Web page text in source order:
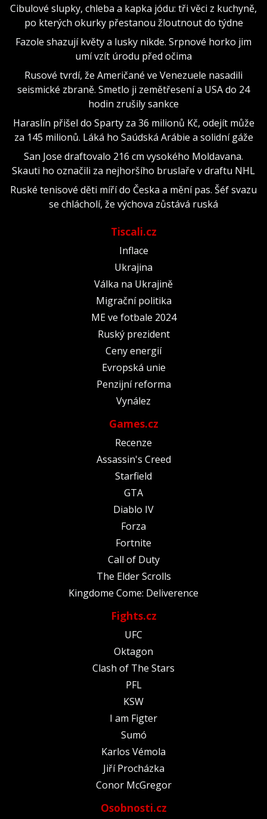
Cibulové slupky, chleba a kapka jódu: tři věci z kuchyně,
po kterých okurky přestanou žloutnout do týdne
Fazole shazují květy a lusky nikde. Srpnové horko jim
umí vzít úrodu před očima
Rusové tvrdí, že Američané ve Venezuele nasadili
seismické zbraně. Smetlo ji zemětřesení a USA do 24
hodin zrušily sankce
Haraslín přišel do Sparty za 36 milionů Kč, odejít může
za 145 milionů. Láká ho Saúdská Arábie a solidní gáže
San Jose draftovalo 216 cm vysokého Moldavana.
Skauti ho označili za nejhoršího bruslaře v draftu NHL
Ruské tenisové děti míří do Česka a mění pas. Šéf svazu
se chlácholí, že výchova zůstává ruská
Tiscali.cz
Inflace
Ukrajina
Válka na Ukrajině
Migrační politika
ME ve fotbale 2024
Ruský prezident
Ceny energií
Evropská unie
Penzijní reforma
Vynález
Games.cz
Recenze
Assassin's Creed
Starfield
GTA
Diablo IV
Forza
Fortnite
Call of Duty
The Elder Scrolls
Kingdome Come: Deliverence
Fights.cz
UFC
Oktagon
Clash of The Stars
PFL
KSW
I am Figter
Sumó
Karlos Vémola
Jiří Procházka
Conor McGregor
Osobnosti.cz